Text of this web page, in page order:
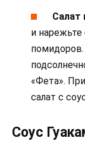
Салат
и
помидоров.
«Фета».
салат с
Соус